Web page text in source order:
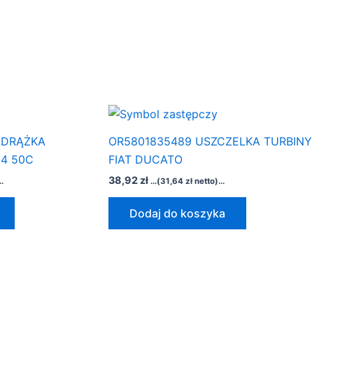
50C
OR5801835489 USZCZELKA TURBINY
FIAT DUCATO
38,92 zł ...(31,64 zł netto)...
Dodaj do koszyka